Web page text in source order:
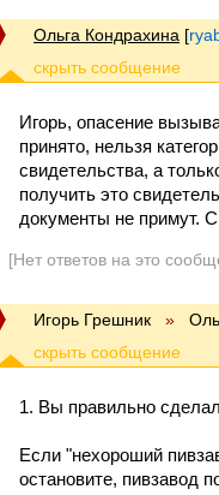
Ольга Кондрахина [
Игорь, опасение
принято, нельзя
свидетельства, а
получить это
документы не примут.
[Нет ответов на это
Игорь Грешник »
1. Вы правильно
Если "нехороший
остановите, пивзавод